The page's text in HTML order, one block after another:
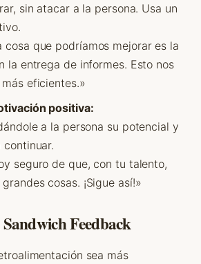
sin atacar a la persona. Usa un
cosa que podríamos mejorar es la
la entrega de informes. Esto nos
eficientes.»
positiva:
a la persona su potencial y
continuar.
seguro de que, con tu talento,
cosas. ¡Sigue así!»
Feedback
sea más